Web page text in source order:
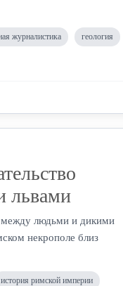
журналистика геология
львами
между людьми и дикими
некрополе близ
история римской империи